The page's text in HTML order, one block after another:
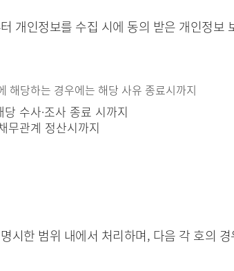
개인정보를 수집 시에 동의 받은 개인정보
해당하는 경우에는 해당 사유 종료시까지
수사·조사 종료 시까지
무관계 정산시까지
시한 범위 내에서 처리하며, 다음 각 호의